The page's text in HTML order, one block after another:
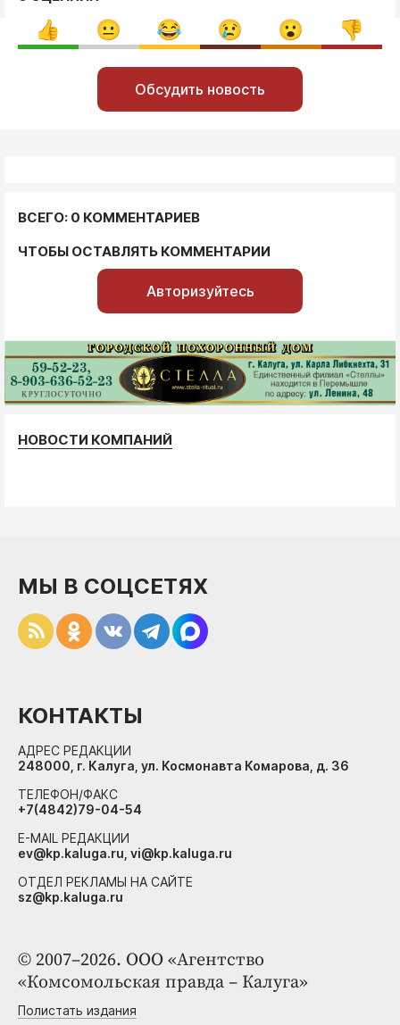
Обсудить новость
ВСЕГО: 0 КОММЕНТАРИЕВ
ЧТОБЫ ОСТАВЛЯТЬ КОММЕНТАРИИ
Авторизуйтесь
НОВОСТИ КОМПАНИЙ
© 2007–2026. ООО «Агентство
«Комсомольская правда – Калуга»
Полистать издания
МЫ В СОЦСЕТЯХ
КОНТАКТЫ
АДРЕС РЕДАКЦИИ
248000, г. Калуга, ул. Космонавта Комарова, д. 36
ТЕЛЕФОН/ФАКС
+7(4842)79-04-54
E-MAIL РЕДАКЦИИ
ev@kp.kaluga.ru, vi@kp.kaluga.ru
ОТДЕЛ РЕКЛАМЫ НА САЙТЕ
sz@kp.kaluga.ru